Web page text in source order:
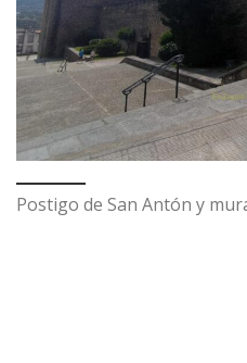
Postigo de San Antón y